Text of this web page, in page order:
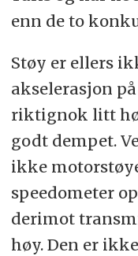
enn de to
Støy er ellers
akselerasjon
riktignok litt
godt dempet.
ikke
speedometer
derimot
høy. Den er